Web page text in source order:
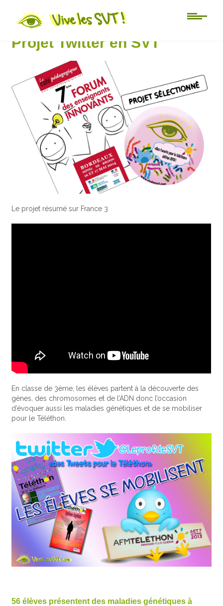
3ème
Projet Twitter en SVT
Le projet résumé sur France 3
En classe de 3ème, les élèves partent à la découverte des
gènes, des chromosomes et de l’ADN donc l’occasion
d’évoquer aussi les maladies génétiques et de se mobiliser
pour le Téléthon.
56 élèves présentent des maladies génétiques à